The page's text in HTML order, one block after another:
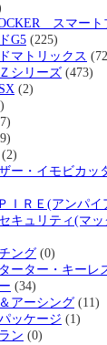
スマート
G5 (225)
マトリックス
シリーズ (473)
(2)
(2)
ー・イモビカッ
ＩＲＥ(アンパイ
キュリティ(マ
ング (0)
ーター・キーレ
(34)
アーシング (11)
ッケージ (1)
ン (0)